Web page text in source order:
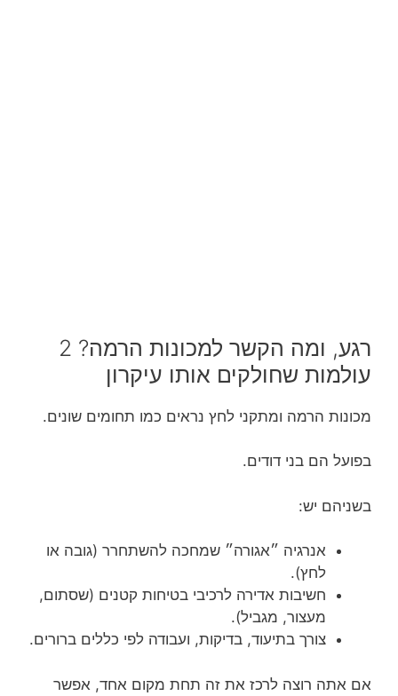
רגע, ומה הקשר למכונות הרמה? 2
עולמות שחולקים אותו עיקרון
מכונות הרמה ומתקני לחץ נראים כמו תחומים שונים.
בפועל הם בני דודים.
בשניהם יש:
אנרגיה ״אגורה״ שמחכה להשתחרר (גובה או
לחץ).
חשיבות אדירה לרכיבי בטיחות קטנים (שסתום,
מעצור, מגביל).
צורך בתיעוד, בדיקות, ועבודה לפי כללים ברורים.
אם אתה רוצה לרכז את זה תחת מקום אחד, אפשר